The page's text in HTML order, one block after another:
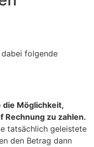
folgende
die Möglichkeit,
Rechnung zu zahlen.
tatsächlich geleistete
den Betrag dann